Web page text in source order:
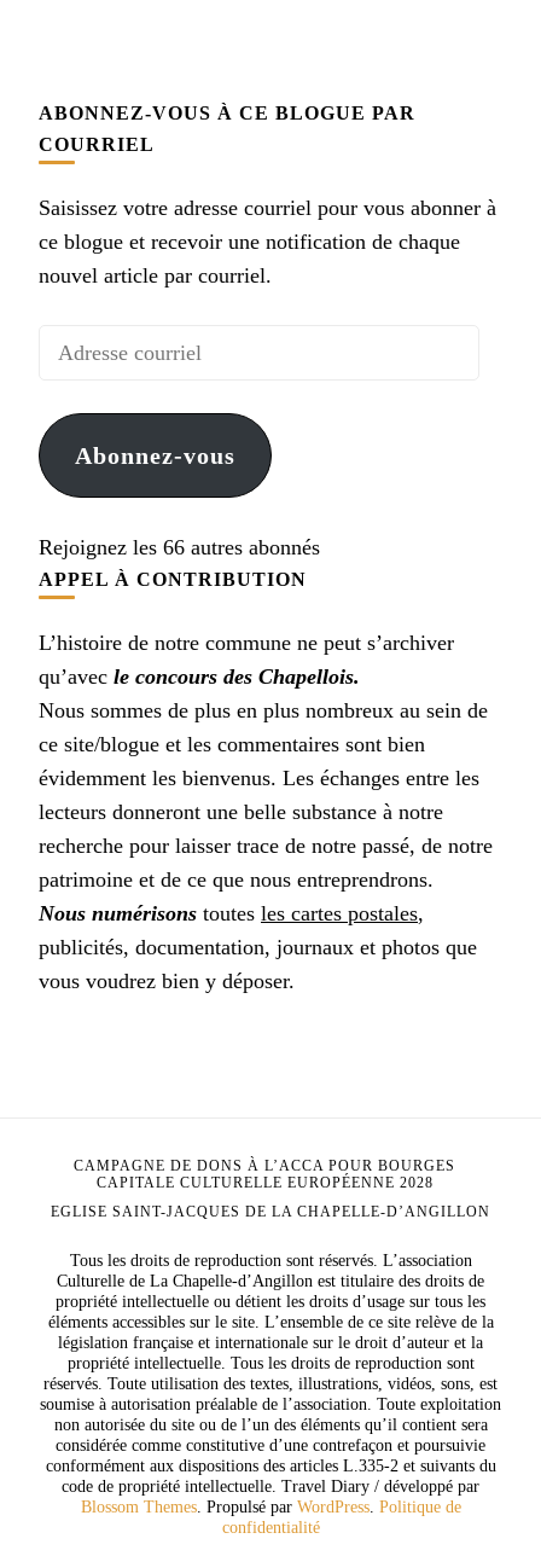
ABONNEZ-VOUS À CE BLOGUE PAR
COURRIEL
Saisissez votre adresse courriel pour vous abonner à
ce blogue et recevoir une notification de chaque
nouvel article par courriel.
Adresse
Abonnez-vous
Rejoignez les 66 autres abonnés
APPEL À CONTRIBUTION
L’histoire de notre commune ne peut s’archiver
qu’avec le concours des Chapellois.
Nous sommes de plus en plus nombreux au sein de
ce site/blogue et les commentaires sont bien
évidemment les bienvenus. Les échanges entre les
lecteurs donneront une belle substance à notre
recherche pour laisser trace de notre passé, de notre
patrimoine et de ce que nous entreprendrons.
Nous numérisons toutes les cartes postales,
publicités, documentation, journaux et photos que
vous voudrez bien y déposer.
Tous les droits de reproduction sont réservés. L’association
Culturelle de La Chapelle-d’Angillon est titulaire des droits de
propriété intellectuelle ou détient les droits d’usage sur tous les
éléments accessibles sur le site. L’ensemble de ce site relève de la
législation française et internationale sur le droit d’auteur et la
propriété intellectuelle. Tous les droits de reproduction sont
réservés. Toute utilisation des textes, illustrations, vidéos, sons, est
soumise à autorisation préalable de l’association. Toute exploitation
non autorisée du site ou de l’un des éléments qu’il contient sera
considérée comme constitutive d’une contrefaçon et poursuivie
conformément aux dispositions des articles L.335-2 et suivants du
code de propriété intellectuelle. Travel Diary / développé par
Blossom Themes. Propulsé par WordPress. Politique de
confidentialité
CAMPAGNE DE DONS À L’ACCA POUR BOURGES
CAPITALE CULTURELLE EUROPÉENNE 2028
EGLISE SAINT-JACQUES DE LA CHAPELLE-D’ANGILLON